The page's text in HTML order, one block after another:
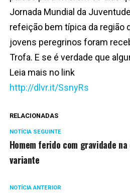
Jornada Mundial da
refeição bem típica da região
jovens peregrinos foram
Trofa. E se é verdade que
Leia mais no link
http://dlvr.it/SsnyRs
RELACIONADAS
NOTÍCIA SEGUINTE
Homem ferido com gravidade
variante
NOTÍCIA ANTERIOR